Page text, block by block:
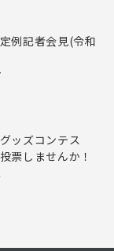
例記者会見(令和
ッズコンテス
票しませんか！